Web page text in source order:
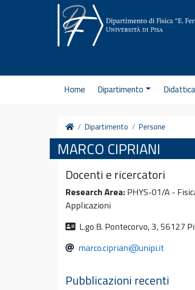
Vai al contenuto
Home Dipartimento Didattica
HomeDipartimento Persone
MARCO CIPRIANI
Docenti e ricercatori
Research Area:PHYS-01/A -
Applicazioni
L.go B. Pontecorvo, 3, 56127
marco.cipriani@unipi.it
Pubblicazioni recenti